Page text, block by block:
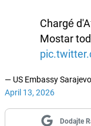
Chargé
Mostar
— US Embassy
April 13, 2026
Dodajte